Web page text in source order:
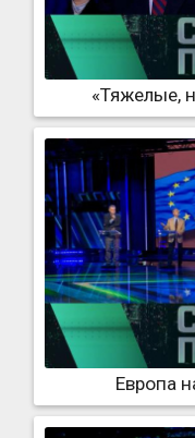
«Тяжелые,
Европа